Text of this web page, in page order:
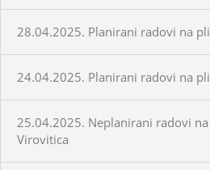
28.04.2025. Planirani radovi na
24.04.2025. Planirani radovi na
25.04.2025. Neplanirani radovi
Virovitica